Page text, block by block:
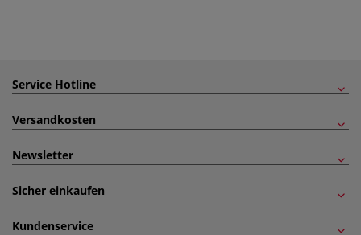
Service Hotline
Versandkosten
Newsletter
Sicher einkaufen
Kundenservice